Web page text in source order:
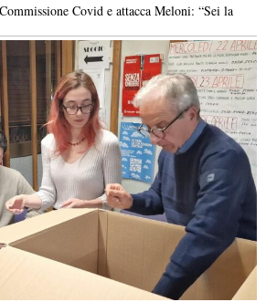
Covid e attacca Meloni: “Sei la